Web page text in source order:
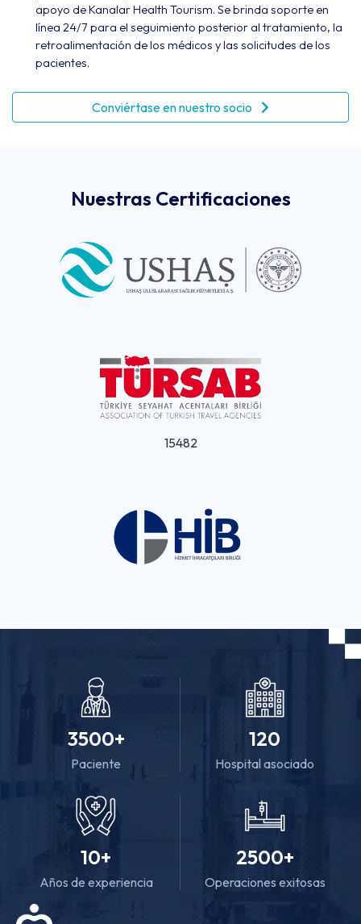
apoyo de Kanalar Health Tourism. Se brinda soporte en
línea 24/7 para el seguimiento posterior al tratamiento, la
retroalimentación de los médicos y las solicitudes de los
pacientes.
Conviértase en nuestro socio
Nuestras Certificaciones
15482
3500+
Paciente
120
Hospital asociado
10+
Años de experiencia
2500+
Operaciones exitosas